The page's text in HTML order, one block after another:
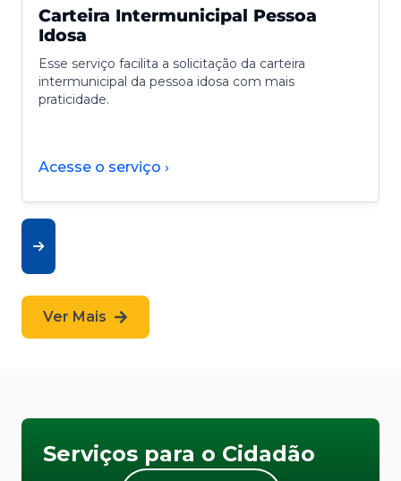
Carteira Intermunicipal Pessoa
Idosa
Esse serviço facilita a solicitação da carteira
intermunicipal da pessoa idosa com mais
praticidade.
Acesse o serviço ›
Ver Mais
Serviços para o Cidadão